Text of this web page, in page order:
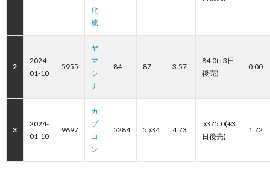
化
成
2
2024-
01-10
5955
ヤ
マ
シ
ナ
84 87 3.57
84.0(+3日
後売)
0.00
3
2024-
01-10
9697
カ
プ
コ
ン
5284 5534 4.73
5375.0(+3
日後売)
1.72